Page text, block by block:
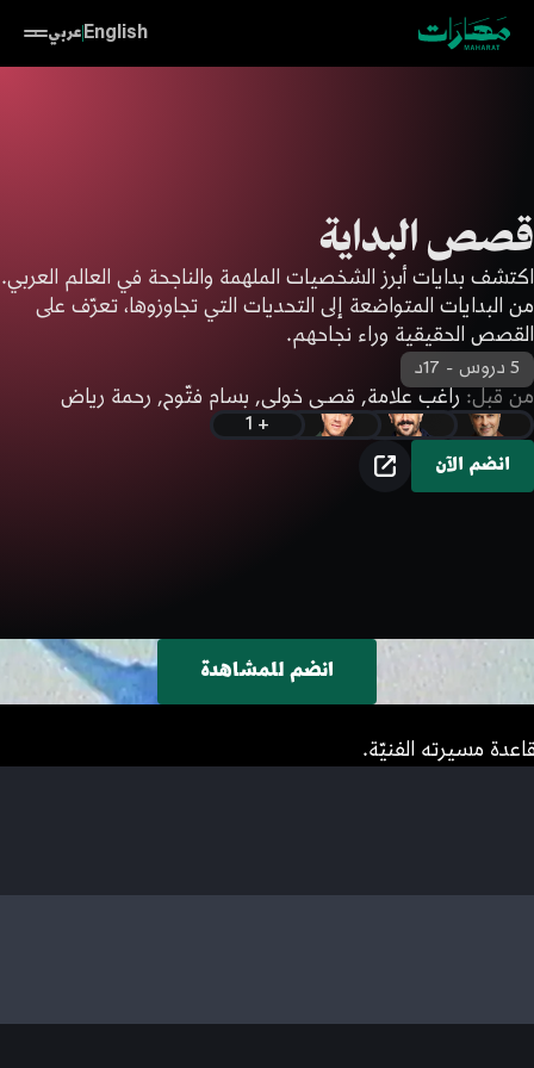
English عربي
قصص البداية
اكتشف بدايات أبرز الشخصيات الملهمة والناجحة في العالم العربي.
من البدايات المتواضعة إلى التحديات التي تجاوزوها، تعرّف على
القصص الحقيقية وراء نجاحهم.
5 دروس - 17د
من قبل: راغب علامة, قصـي خولي, بسام فتّوح, رحمة رياض
+ 1
انضم الآن
انضم للمشاهدة
مسيرته الفنيّة.